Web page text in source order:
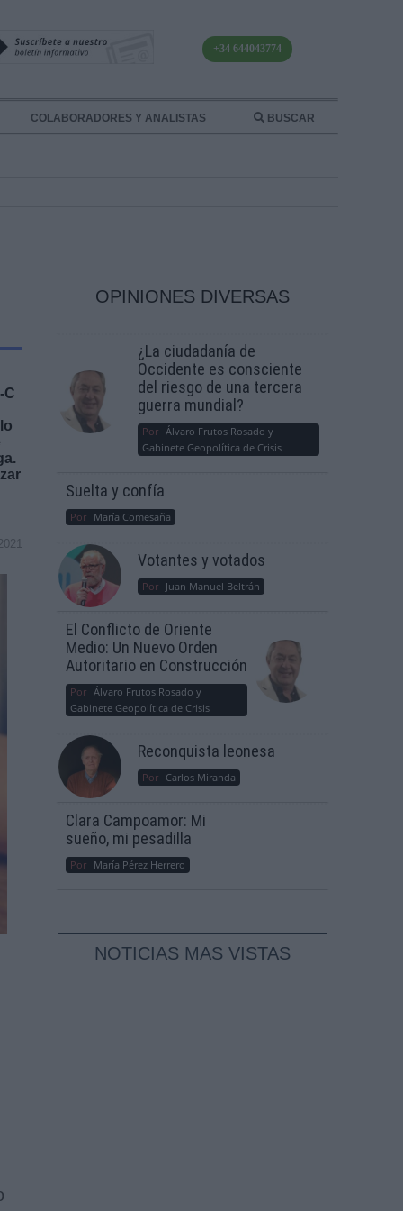
+34 644043774
COLABORADORES Y ANALISTAS BUSCAR
C
OPINIONES DIVERSAS
¿La ciudadanía de
Occidente es consciente
del riesgo de una tercera
guerra mundial?
Por Álvaro Frutos Rosado y
Gabinete Geopolítica de Crisis
Suelta y confía
Por María Comesaña
Votantes y votados
Por Juan Manuel Beltrán
El Conflicto de Oriente
Medio: Un Nuevo Orden
Autoritario en Construcción
Por Álvaro Frutos Rosado y
Gabinete Geopolítica de Crisis
Reconquista leonesa
Por Carlos Miranda
Clara Campoamor: Mi
sueño, mi pesadilla
Por María Pérez Herrero
NOTICIAS MAS VISTAS